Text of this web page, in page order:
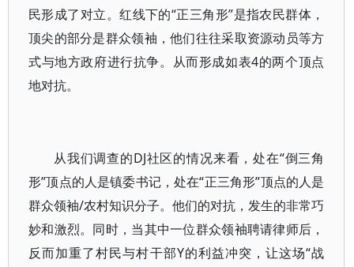
民形成了对立。红线下的“正三角形”是指农民群体，
顶尖的部分是群众领袖，他们往往采取资源动员等方
式与地方政府进行抗争。从而形成如表4的两个顶点
地对抗。
从我们调查的DJ社区的情况来看，处在“倒三角
形”顶点的人是镇委书记，处在“正三角形”顶点的人是
群众领袖/农村知识分子。他们的对抗，发生的非常巧
妙和激烈。同时，当其中一位群众领袖聘请律师后，
反而加重了村民与村干部Y的利益冲突，让这场“战